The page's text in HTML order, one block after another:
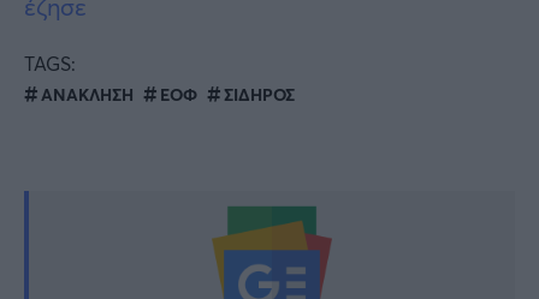
TAGS:
ΑΝΑΚΛΗΣΗ ΕΟΦ ΣΙΔΗΡΟΣ